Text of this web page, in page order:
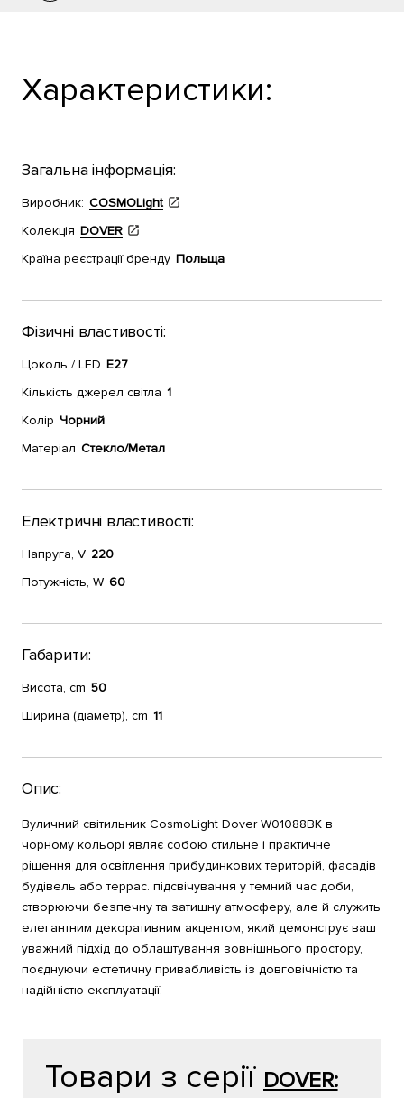
Характеристики:
Загальна інформація:
Виробник: COSMOLight
Колекція DOVER
Країна реєстрації бренду Польща
Фізичні властивості:
Цоколь / LED E27
Кількість джерел світла 1
Колір Чорний
Матеріал Стекло/Метал
Електричні властивості:
Напруга, V 220
Потужність, W 60
Габарити:
Висота, cm 50
Ширина (діаметр), cm 11
Опис:
Вуличний світильник CosmoLight Dover W01088BK в
чорному кольорі являє собою стильне і практичне
рішення для освітлення прибудинкових територій, фасадів
будівель або террас. підсвічування у темний час доби,
створюючи безпечну та затишну атмосферу, але й служить
елегантним декоративним акцентом, який демонструє ваш
уважний підхід до облаштування зовнішнього простору,
поєднуючи естетичну привабливість із довговічністю та
надійністю експлуатації.
Товари з серії DOVER: